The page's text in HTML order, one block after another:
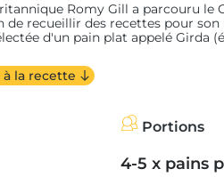
Romy Gill a parcouru le
de recueillir des recettes pour
d'un pain plat appelé Girda
cuit dans un four tandoor
petit déjeuner épicéRomy Gill,
de la BBC "
magnifique salon de thé situé à
à la recette
Portions
4-5 x pains